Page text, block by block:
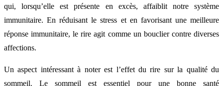
qui, lorsqu’elle est présente en excès, affaiblit notre système
immunitaire. En réduisant le stress et en favorisant une meilleure
réponse immunitaire, le rire agit comme un bouclier contre diverses
affections.
Un aspect intéressant à noter est l’effet du rire sur la qualité du
sommeil. Le sommeil est essentiel pour une bonne santé